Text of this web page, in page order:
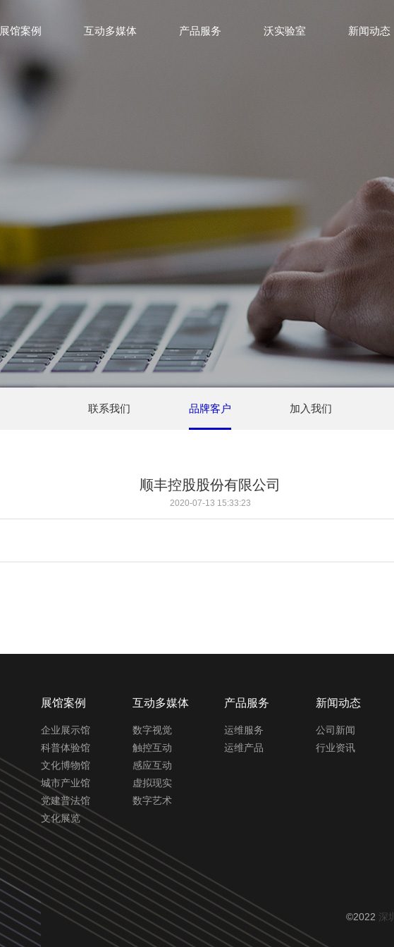
展馆案例 互动多媒体 产品服务 沃实验室 新闻动态
联系我们 品牌客户 加入我们
顺丰控股股份有限公司
2020-07-13 15:33:23
展馆案例
企业展示馆
科普体验馆
文化博物馆
城市产业馆
党建普法馆
文化展览
互动多媒体
数字视觉
触控互动
感应互动
虚拟现实
数字艺术
产品服务
运维服务
运维产品
新闻动态
公司新闻
行业资讯
©2022 深